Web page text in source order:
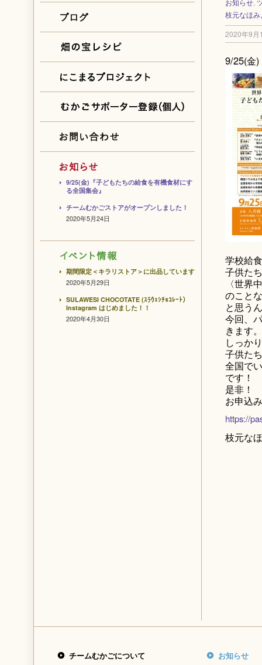
お知らせ,
枝元なほみ
2020年9月
9/25(金)
学校給
子供た
〈世界
のこと
と思う
今回、
きます。
しっか
子供た
全国で
です！
是非！
お申込
https://
枝元な
9/25(金)『子どもたちの給食を有機食材にす
る全国集会』
チームむかごストアがオープンしました！
2020年5月24日
期間限定＜キラリストア＞に出品しています
2020年5月29日
SULAWESI CHOCOTATE (ｽﾗｳｪｼﾁｮｺﾚｰﾄ）
Instagram はじめました！！
2020年4月30日
チームむかごについて お知らせ